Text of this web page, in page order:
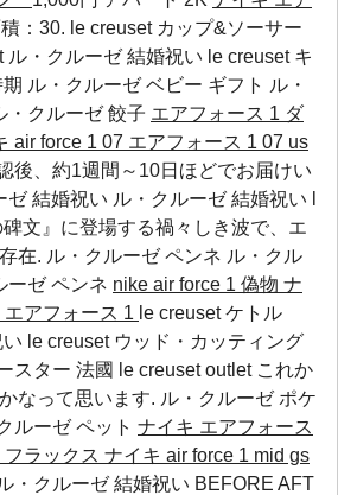
：30. le creuset カップ&ソーサー
ル・クルーゼ 結婚祝い le creuset キ
ル・クルーゼ ベビー ギフト ル・
・クルーゼ 餃子 エアフォース 1 ダ
air force 1 07 エアフォース 1 07 us
後、約1週間～10日ほどでお届けい
結婚祝い ル・クルーゼ 結婚祝い l
文』に登場する禍々しき波で、エ
在. ル・クルーゼ ペンネ ル・クル
ーゼ ペンネ nike air force 1 偽物 ナ
アフォース 1 le creuset ケトル
le creuset ウッド・カッティング
スター 法國 le creuset outlet これか
なって思います. ル・クルーゼ ポケ
ルーゼ ペット ナイキ エアフォース
ラックス ナイキ air force 1 mid gs
・クルーゼ 結婚祝い BEFORE AFT